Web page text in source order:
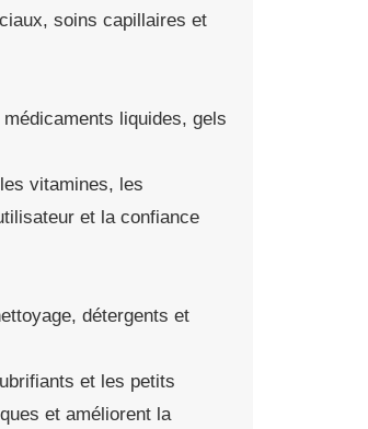
soins capillaires et
liquides, gels
vitamines, les
et la confiance
détergents et
et les petits
et améliorent la